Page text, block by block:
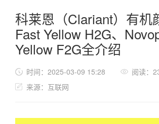
科莱恩（Clariant）有机
Fast Yellow H2G、
Yellow F2G全介绍
时间：2025-03-09 15:28
阅读：
来源：互联网